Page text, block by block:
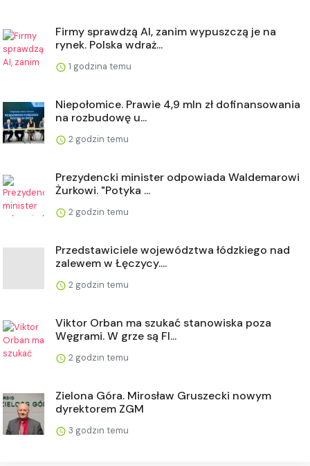
Firmy sprawdzą AI, zanim wypuszczą je na
rynek. Polska wdraż...
1 godzina temu
Niepołomice. Prawie 4,9 mln zł dofinansowania
na rozbudowę u...
2 godzin temu
Prezydencki minister odpowiada Waldemarowi
Żurkowi. "Potyka ...
2 godzin temu
Przedstawiciele województwa łódzkiego nad
zalewem w Łęczycy....
2 godzin temu
Viktor Orban ma szukać stanowiska poza
Węgrami. W grze są FI...
2 godzin temu
Zielona Góra. Mirosław Gruszecki nowym
dyrektorem ZGM
3 godzin temu